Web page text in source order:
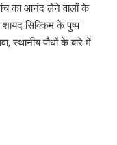
का आनंद लेने वालों के
शायद सिक्किम के पुष्प
पौधों के बारे में